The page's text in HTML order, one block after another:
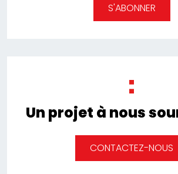
S'ABONNER
Un projet à nous
CONTACTEZ-NOUS